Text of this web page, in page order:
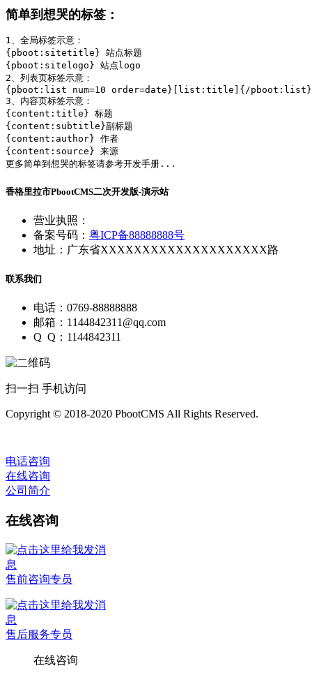
简单到想哭的标签：
1、全局标签示意：
{pboot:sitetitle} 站点标题
{pboot:sitelogo} 站点logo
2、列表页标签示意：
{pboot:list num=10 order=date}[list:title]{/pboot:list}
3、内容页标签示意：
{content:title} 标题
{content:subtitle}副标题
{content:author} 作者
{content:source} 来源
更多简单到想哭的标签请参考开发手册...
香格里拉市PbootCMS二次开发版-演示站
营业执照：
备案号码： 粤ICP备88888888号
地址：广东省XXXXXXXXXXXXXXXXXXXX路
联系我们
电话：0769-88888888
邮箱：1144842311@qq.com
Q Q：1144842311
扫一扫 手机访问
Copyright © 2018-2020 PbootCMS All Rights Reserved.
电话咨询
在线咨询
公司简介
在线咨询
售前咨询专员
售后服务专员
在线咨询